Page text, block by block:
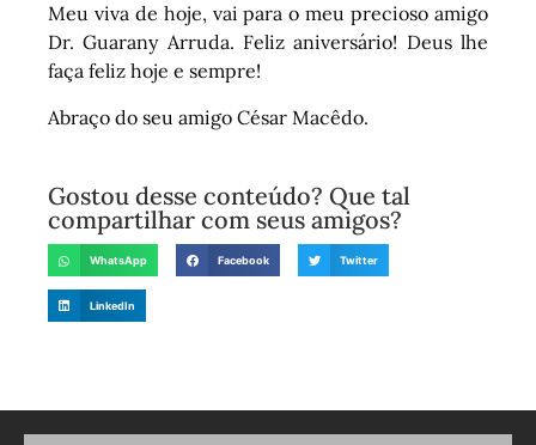
Meu viva de hoje, vai para o meu precioso amigo
Dr. Guarany Arruda. Feliz aniversário! Deus lhe
faça feliz hoje e sempre!
Abraço do seu amigo César Macêdo.
Gostou desse conteúdo? Que tal
compartilhar com seus amigos?
WhatsApp Facebook Twitter
LinkedIn